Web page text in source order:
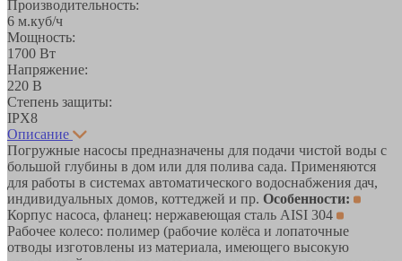
Производительность:
6 м.куб/ч
Мощность:
1700 Вт
Напряжение:
220 В
Степень защиты:
IPX8
Описание
Погружные насосы предназначены для подачи чистой воды с
большой глубины в дом или для полива сада. Применяются
для работы в системах автоматического водоснабжения дач,
индивидуальных домов, коттеджей и пр. Особенности:
Корпус насоса, фланец: нержавеющая сталь AISI 304
Рабочее колесо: полимер (рабочие колёса и лопаточные
отводы изготовлены из материала, имеющего высокую